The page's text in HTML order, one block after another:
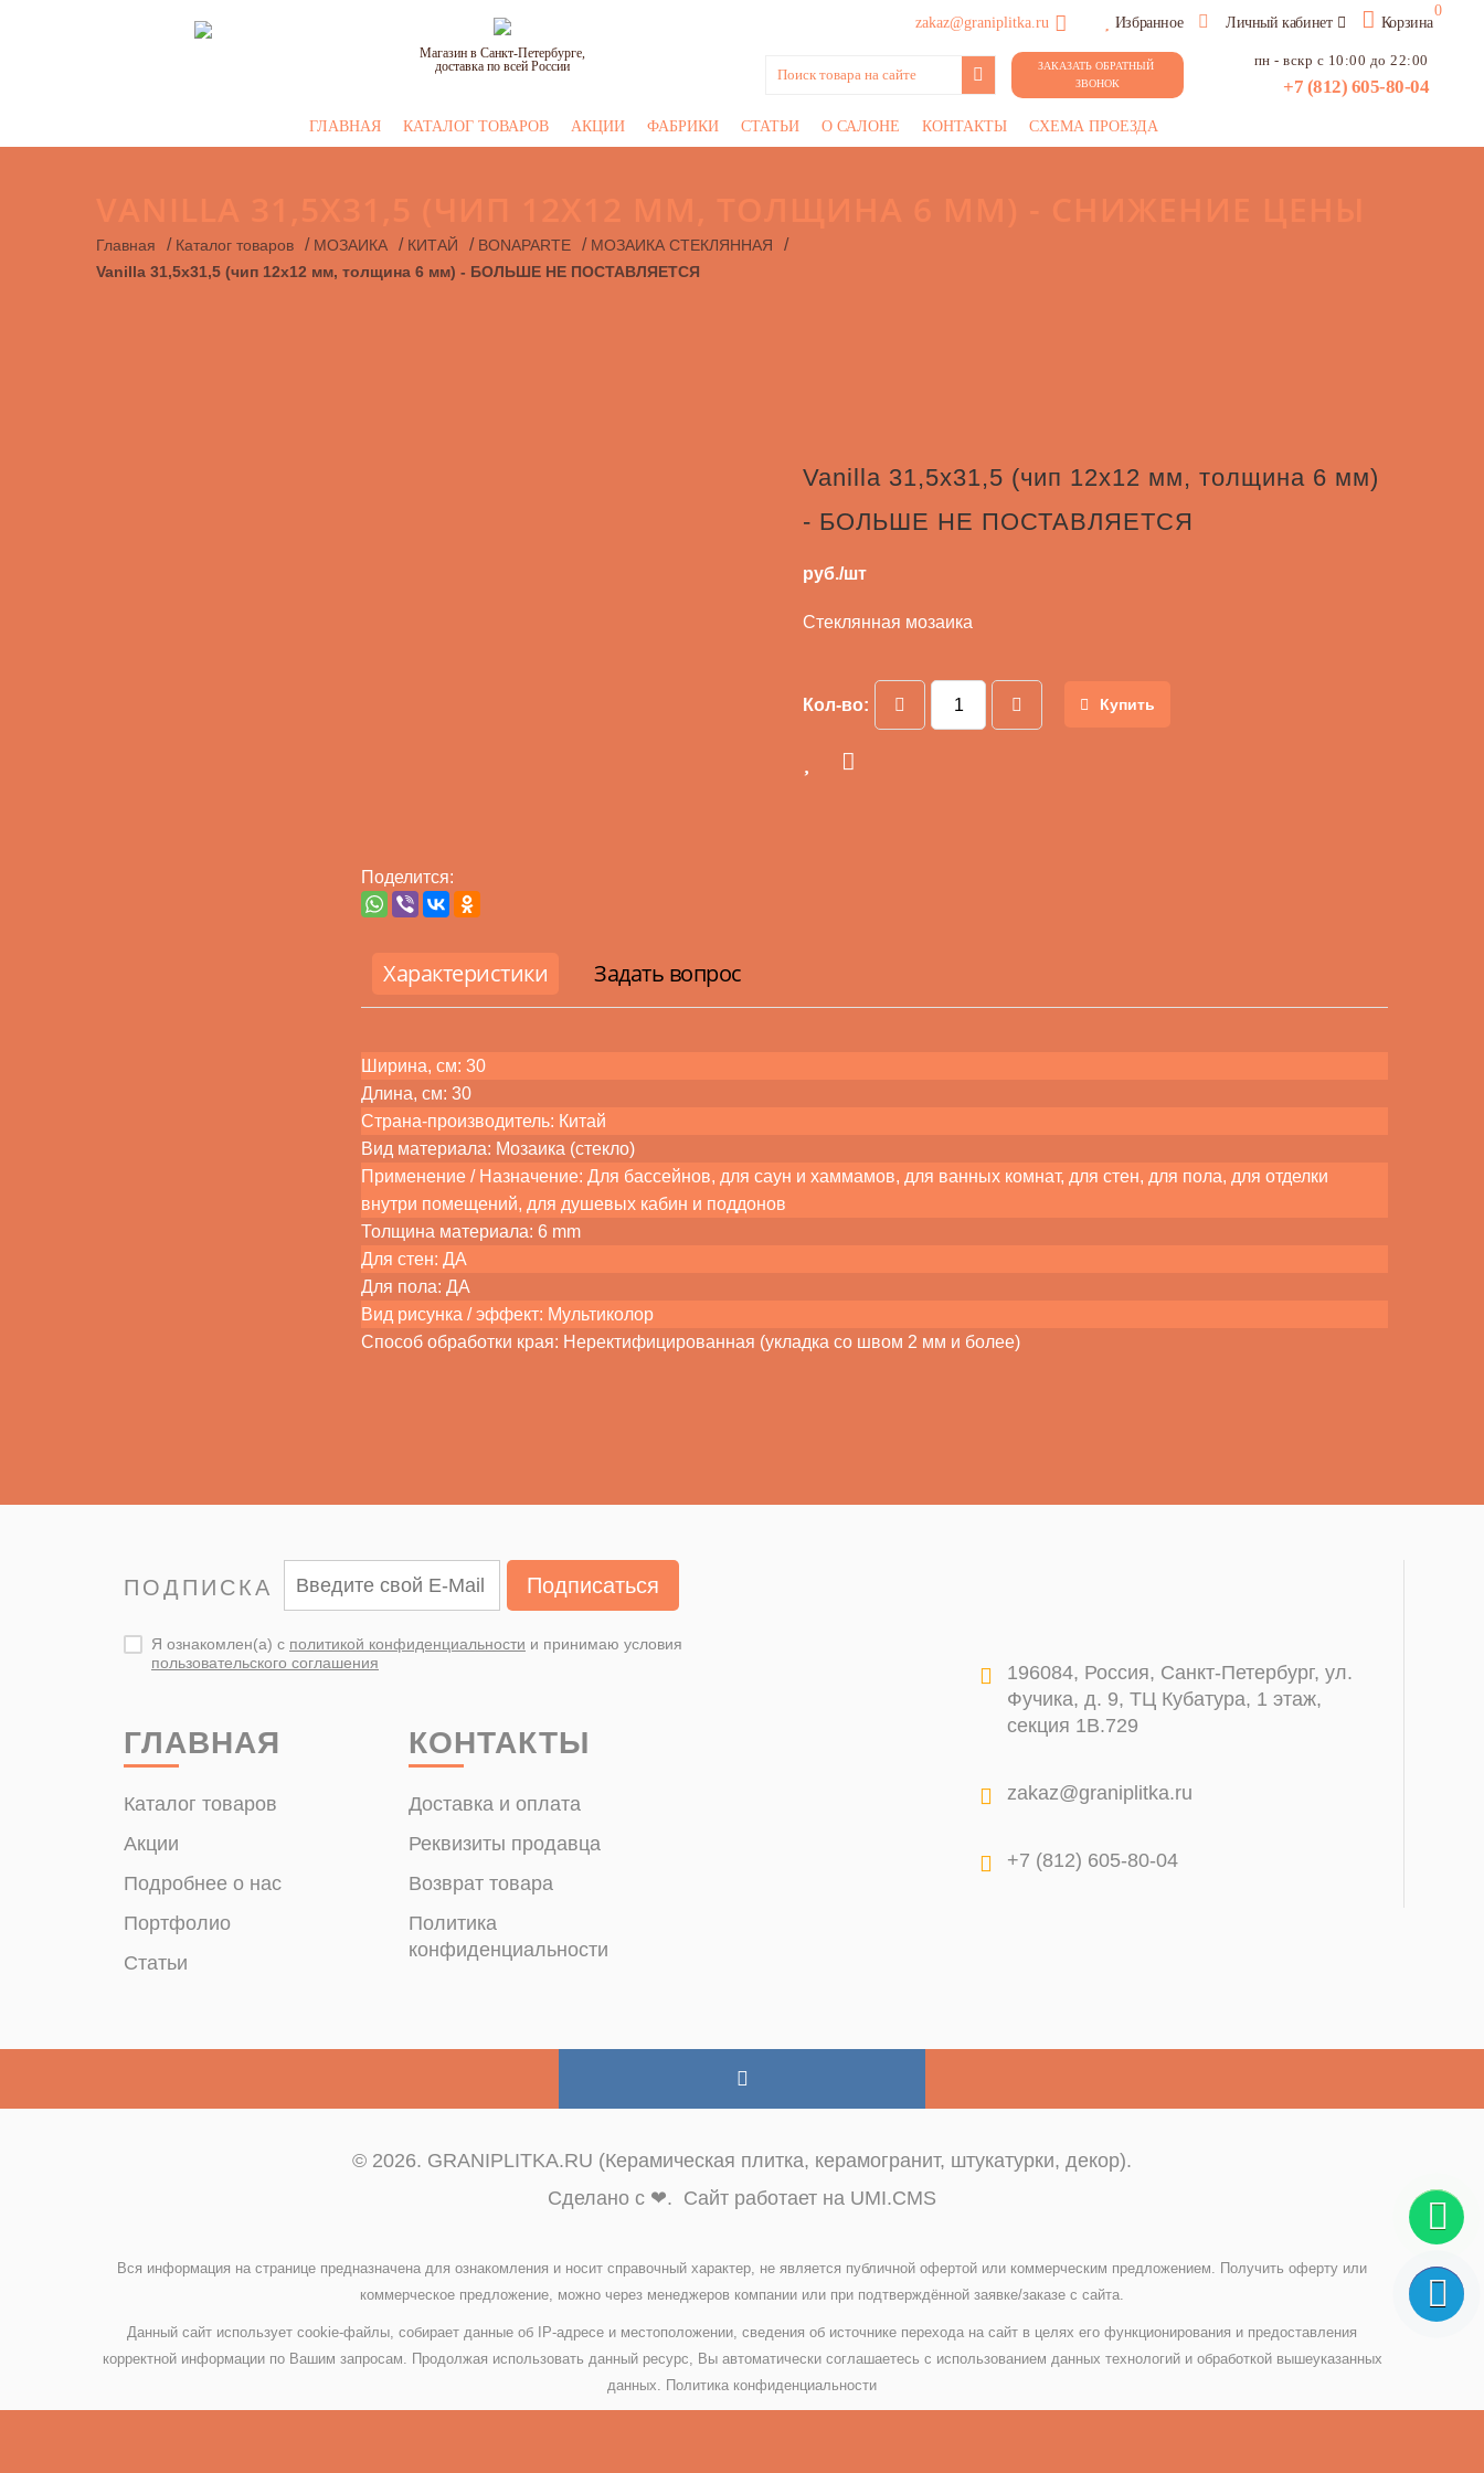
Магазин в Санкт-Петербурге,
доставка по всей России
zakaz@graniplitka.ru Избранное Личный кабинет Корзина
0
ЗАКАЗАТЬ ОБРАТНЫЙ
ЗВОНОК
пн - вскр с 10:00 до 22:00
+7 (812) 605-80-04
ГЛАВНАЯ КАТАЛОГ ТОВАРОВ АКЦИИ ФАБРИКИ СТАТЬИ О САЛОНЕ КОНТАКТЫ СХЕМА ПРОЕЗДА
Главная / Каталог товаров / МОЗАИКА / КИТАЙ / BONAPARTE / МОЗАИКА СТЕКЛЯННАЯ /
Vanilla 31,5х31,5 (чип 12х12 мм, толщина 6 мм) - БОЛЬШЕ НЕ ПОСТАВЛЯЕТСЯ
Vanilla 31,5х31,5 (чип 12х12 мм, толщина 6 мм)
- БОЛЬШЕ НЕ ПОСТАВЛЯЕТСЯ
руб./шт
Стеклянная мозаика
Кол-во: Купить
Поделится:
Характеристики Задать вопрос
Ширина, см: 30
Длина, см: 30
Страна-производитель: Китай
Вид материала: Мозаика (стекло)
Применение / Назначение: Для бассейнов, для саун и хаммамов, для ванных комнат, для стен, для пола, для отделки
внутри помещений, для душевых кабин и поддонов
Толщина материала: 6 mm
Для стен: ДА
Для пола: ДА
Вид рисунка / эффект: Мультиколор
Способ обработки края: Неректифицированная (укладка со швом 2 мм и более)
ПОДПИСКА Подписаться
Я ознакомлен(а) с политикой конфиденциальности и принимаю условия
пользовательского соглашения
ГЛАВНАЯ
Каталог товаров
Акции
Подробнее о нас
Портфолио
Статьи
КОНТАКТЫ
Доставка и оплата
Реквизиты продавца
Возврат товара
Политика
конфиденциальности
196084, Россия, Санкт-Петербург, ул.
Фучика, д. 9, ТЦ Кубатура, 1 этаж,
секция 1В.729
zakaz@graniplitka.ru
+7 (812) 605-80-04
© 2026. GRANIPLITKA.RU (Керамическая плитка, керамогранит, штукатурки, декор).
Сделано с ❤. Сайт работает на UMI.CMS
Вся информация на странице предназначена для ознакомления и носит справочный характер, не является публичной офертой или коммерческим предложением. Получить оферту или
коммерческое предложение, можно через менеджеров компании или при подтверждённой заявке/заказе с сайта.
Данный сайт использует cookie-файлы, собирает данные об IP-адресе и местоположении, сведения об источнике перехода на сайт в целях его функционирования и предоставления
корректной информации по Вашим запросам. Продолжая использовать данный ресурс, Вы автоматически соглашаетесь с использованием данных технологий и обработкой вышеуказанных
данных. Политика конфиденциальности